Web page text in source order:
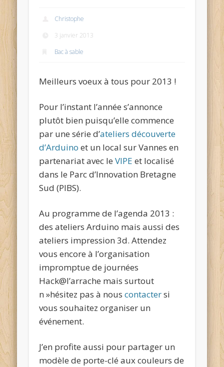
Christophe
3 janvier 2013
Bac à sable
Meilleurs voeux à tous pour 2013 !
Pour l’instant l’année s’annonce
plutôt bien puisqu’elle commence
par une série d’ateliers découverte
d’Arduino et un local sur Vannes en
partenariat avec leVIPE et localisé
dans le Parc d’Innovation Bretagne
Sud (PIBS).
Au programme de l’agenda 2013 :
des ateliers Arduino mais aussi des
ateliers impression 3d. Attendez
vous encore à l’organisation
impromptue de journées
Hack@l’arrache mais surtout
n »hésitez pas à nouscontactersi
vous souhaitez organiser un
événement.
J’en profite aussi pour partager un
modèle de porte-clé aux couleurs de